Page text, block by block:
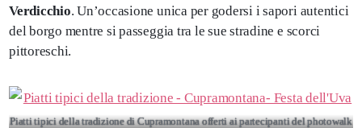
Verdicchio. Un’occasione unica per godersi i sapori autentici
del borgo mentre si passeggia tra le sue stradine e scorci
pittoreschi.
Piatti tipici della tradizione di Cupramontana offerti ai partecipanti del photowalk